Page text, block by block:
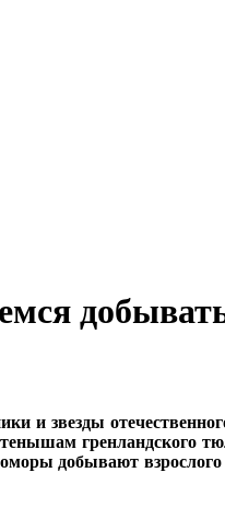
и звезды
гренландского
добывают взрослого